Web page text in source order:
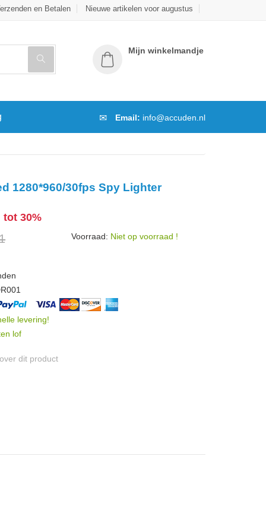
en Betalen Nieuwe artikelen voor augustus
Mijn winkelmandje
Email: info@accuden.nl
1280*960/30fps Spy Lighter
30%
Voorraad: Niet op voorraad !
levering!
lof
dit product